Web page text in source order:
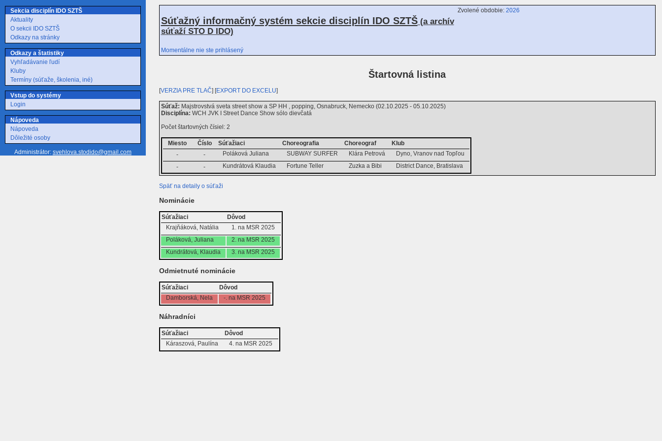
Sekcia disciplín IDO SZTŠ
Aktuality
O sekcii IDO SZTŠ
Odkazy na stránky
Odkazy a štatistiky
Vyhľadávanie ľudí
Kluby
Termíny (súťaže, školenia, iné)
Vstup do systémy
Login
Nápoveda
Nápoveda
Dôležité osoby
Administrátor: svehlova.stodido@gmail.com
Súťažný informačný systém sekcie disciplín IDO SZTŠ(a archív
súťaží STO D IDO)
Zvolené obdobie: 2026
Momentálne nie ste prihlásený
Štartovná listina
[VERZIA PRE TLAČ] [EXPORT DO EXCELU]
Súťaž: Majstrovstvá sveta street show a SP HH , popping, Osnabruck, Nemecko (02.10.2025 - 05.10.2025)
Disciplína: WCH JVK I Street Dance Show sólo dievčatá
Počet štartovných čísiel: 2
Miesto Číslo Súťažiaci Choreografia Choreograf
Klub
-
- Poláková Juliana SUBWAY SURFER Klára Petrová
Dyno, Vranov nad Topľou
-
- Kundrátová Klaudia Fortune Teller Zuzka a Bibi District Dance, Bratislava
Späť na detaily o súťaži
Nominácie
Súťažiaci
Dôvod
Krajňáková, Natália
1. na MSR 2025
Poláková, Juliana
2. na MSR 2025
Kundrátová, Klaudia
3. na MSR 2025
Odmietnuté nominácie
Súťažiaci
Dôvod
Damborská, Nela
-. na MSR 2025
Náhradníci
Súťažiaci
Dôvod
Káraszová, Paulína
4. na MSR 2025